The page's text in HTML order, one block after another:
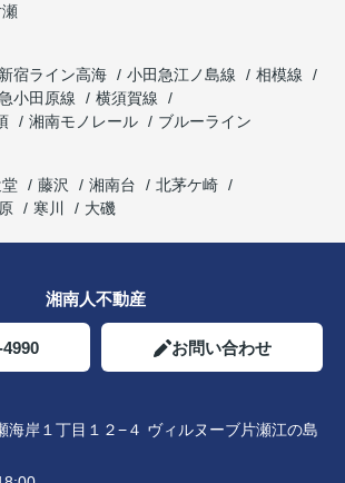
瀬
宿ライン高海 小田急江ノ島線
相模線
小田原線
横須賀線
湘南モノレール
ブルーライン
藤沢 湘南台
北茅ケ崎
寒川 大磯
湘南人不動産
お問い合わせ
海岸１丁目１２−４ ヴィルヌーブ片瀬江の島